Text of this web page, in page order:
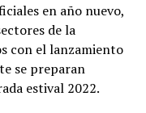
en año nuevo,
de la
con el lanzamiento
se preparan
estival 2022.